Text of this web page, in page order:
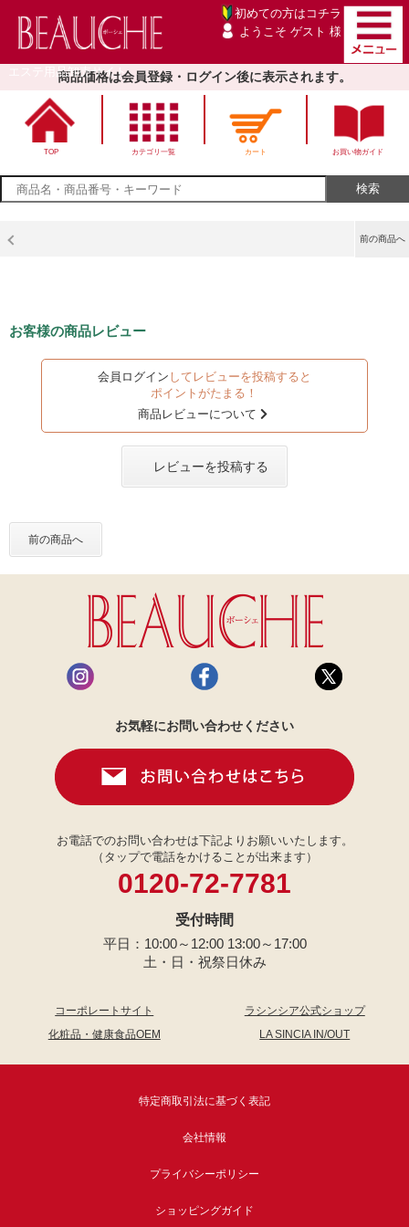
エステ用品卸売サイト
初めての方は コチラ
ようこそ ゲスト 様
商品価格は会員登録・ログイン後に表示されます。
TOP カテゴリ一覧 カート お買い物ガイド
前の商品へ
お客様の商品レビュー
会員ログイン してレビューを投稿すると
ポイントがたまる！
商品レビューについて
レビューを投稿する
前の商品へ
お気軽にお問い合わせください
お電話でのお問い合わせは下記よりお願いいたします。
（タップで電話をかけることが出来ます）
0120-72-7781
受付時間
平日：10:00～12:00 13:00～17:00
土・日・祝祭日休み
コーポレートサイト
ラシンシア公式ショップ
化粧品・健康食品OEM
LA SINCIA IN/OUT
特定商取引法に基づく表記
会社情報
プライバシーポリシー
ショッピングガイド